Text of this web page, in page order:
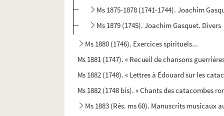
Ms 1875-1878 (1741-1744). Joachim
Ms 1879 (1745). Joachim Gasquet. Divers
Ms 1880 (1746). Exercices spirituels...
Ms 1881 (1747). « Recueil de chansons
Ms 1882 (1748). « Lettres à Édouard sur les
Ms 1882 (1748 bis). « Chants des catacombes
Ms 1883 (Rés. ms 60). Manuscrits musicaux